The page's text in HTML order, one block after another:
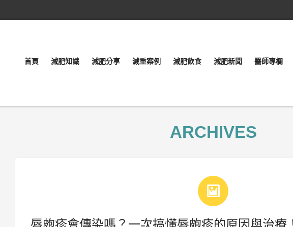
首頁 減肥知識 減肥分享 減重案例 減肥飲食 減肥新聞 醫師專欄
ARCHIVES
唇皰疹會傳染嗎？一次搞懂唇皰疹的原因與治療